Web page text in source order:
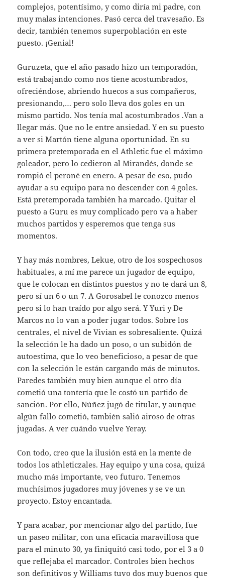
complejos, potentísimo, y como diría mi padre, con
muy malas intenciones. Pasó cerca del travesaño. Es
decir, también tenemos superpoblación en este
puesto. ¡Genial!
Guruzeta, que el año pasado hizo un temporadón,
está trabajando como nos tiene acostumbrados,
ofreciéndose, abriendo huecos a sus compañeros,
presionando,… pero solo lleva dos goles en un
mismo partido. Nos tenía mal acostumbrados .Van a
llegar más. Que no le entre ansiedad. Y en su puesto
a ver si Martón tiene alguna oportunidad. En su
primera pretemporada en el Athletic fue el máximo
goleador, pero lo cedieron al Mirandés, donde se
rompió el peroné en enero. A pesar de eso, pudo
ayudar a su equipo para no descender con 4 goles.
Está pretemporada también ha marcado. Quitar el
puesto a Guru es muy complicado pero va a haber
muchos partidos y esperemos que tenga sus
momentos.
Y hay más nombres, Lekue, otro de los sospechosos
habituales, a mí me parece un jugador de equipo,
que le colocan en distintos puestos y no te dará un 8,
pero sí un 6 o un 7. A Gorosabel le conozco menos
pero si lo han traído por algo será. Y Yuri y De
Marcos no lo van a poder jugar todos. Sobre los
centrales, el nivel de Vivian es sobresaliente. Quizá
la selección le ha dado un poso, o un subidón de
autoestima, que lo veo beneficioso, a pesar de que
con la selección le están cargando más de minutos.
Paredes también muy bien aunque el otro día
cometió una tontería que le costó un partido de
sanción. Por ello, Núñez jugó de titular, y aunque
algún fallo cometió, también salió airoso de otras
jugadas. A ver cuándo vuelve Yeray.
Con todo, creo que la ilusión está en la mente de
todos los athleticzales. Hay equipo y una cosa, quizá
mucho más importante, veo futuro. Tenemos
muchísimos jugadores muy jóvenes y se ve un
proyecto. Estoy encantada.
Y para acabar, por mencionar algo del partido, fue
un paseo militar, con una eficacia maravillosa que
para el minuto 30, ya finiquitó casi todo, por el 3 a 0
que reflejaba el marcador. Controles bien hechos
son definitivos y Williams tuvo dos muy buenos que